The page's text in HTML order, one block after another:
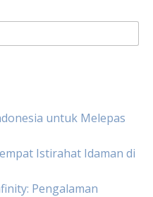
untuk Melepas
Istirahat Idaman di
Pengalaman